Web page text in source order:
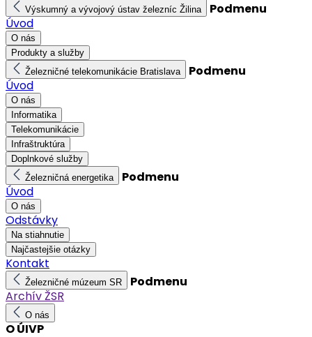
Výskumný a vývojový ústav železníc Žilina
Podmenu
Úvod
O nás
Produkty a služby
Železničné telekomunikácie Bratislava
Podmenu
Úvod
O nás
Informatika
Telekomunikácie
Infraštruktúra
Doplnkové služby
Železničná energetika
Podmenu
Úvod
O nás
Odstávky
Na stiahnutie
Najčastejšie otázky
Kontakt
Železničné múzeum SR
Podmenu
Archív ŽSR
O nás
O ÚIVP